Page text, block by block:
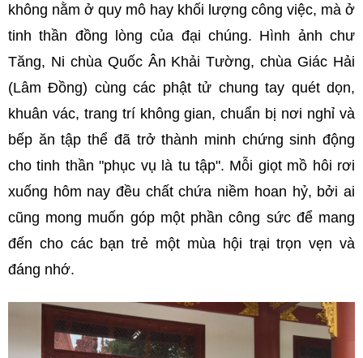
không nằm ở quy mô hay khối lượng công việc, mà ở
tinh thần đồng lòng của đại chúng. Hình ảnh chư
Tăng, Ni chùa Quốc Ân Khải Tường, chùa Giác Hải
(Lâm Đồng) cùng các phật tử chung tay quét dọn,
khuân vác, trang trí không gian, chuẩn bị nơi nghỉ và
bếp ăn tập thể đã trở thành minh chứng sinh động
cho tinh thần "phục vụ là tu tập". Mỗi giọt mồ hôi rơi
xuống hôm nay đều chất chứa niềm hoan hỷ, bởi ai
cũng mong muốn góp một phần công sức để mang
đến cho các bạn trẻ một mùa hội trại trọn vẹn và
đáng nhớ.